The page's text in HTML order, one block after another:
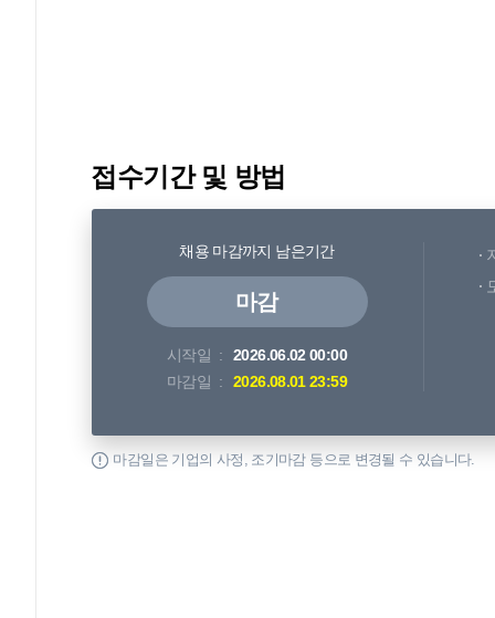
접수기간 및 방법
채용 마감까지 남은기간
마감
시작일
2026.06.02 00:00
마감일
2026.08.01 23:59
마감일은 기업의 사정, 조기마감 등으로 변경될 수 있습니다.